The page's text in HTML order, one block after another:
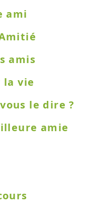
ami
amis
la vie
le dire ?
amie